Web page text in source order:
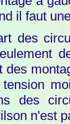
il faut
des
des
des
n'est